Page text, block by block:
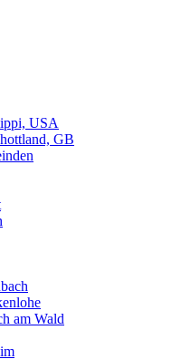
USA
GB
am Wald